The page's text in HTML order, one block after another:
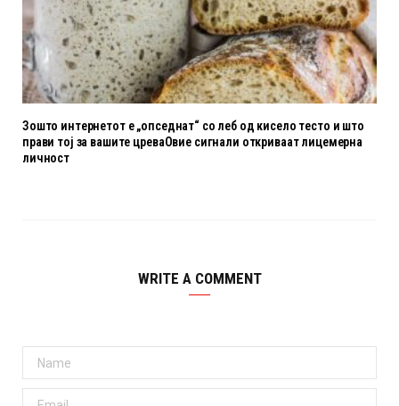
Зошто интернетот е „опседнат“ со леб од кисело тесто и што
прави тој за вашите цреваОвие сигнали откриваат лицемерна
личност
WRITE A COMMENT